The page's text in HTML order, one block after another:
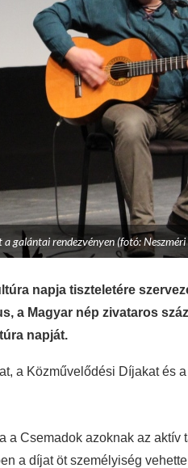
galántai rendezvényen (fotó:
napja tiszteletére
a Magyar nép zivataros
napját.
a Közművelődési Díjakat és
a Csemadok azoknak az
a díjat öt személyiség vehette